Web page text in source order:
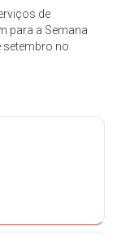
de
para a Semana
setembro no